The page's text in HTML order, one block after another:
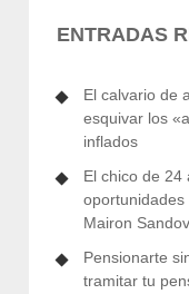
ENTRADAS
El calvario de
esquivar los
inflados
El chico de 24
Mairon
Pensionarte
tramitar tu